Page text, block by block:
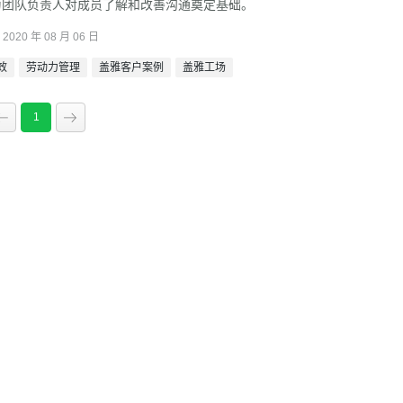
队负责人对成员了解和改善沟通奠定基础。
2020 年 08 月 06 日
劳动力管理 盖雅客户案例 盖雅工场
1